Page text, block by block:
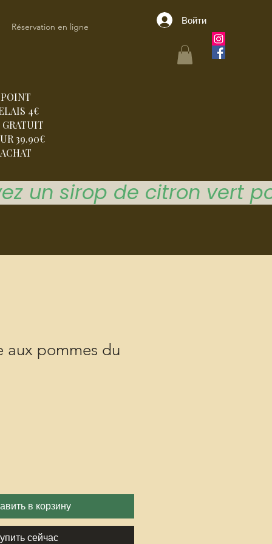
Войти
Réservation en ligne
POINT
4€
GRATUIT
39.90€
ACHAT
aux pommes du
в корзину
сейчас